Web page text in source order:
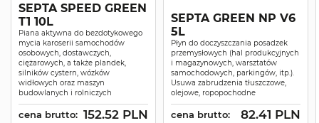
SEPTA SPEED GREEN
T1 10L
Piana aktywna do bezdotykowego
mycia karoserii samochodów
osobowych, dostawczych,
ciężarowych, a także plandek,
silników cystern, wózków
widłowych oraz maszyn
budowlanych i rolniczych
cena brutto: 152.52 PLN
SEPTA GREEN NP V6
5L
Płyn do doczyszczania posadzek
przemysłowych (hal produkcyjnych
i magazynowych, warsztatów
samochodowych, parkingów, itp.).
Usuwa zabrudzenia tłuszczowe,
olejowe, ropopochodne
cena brutto: 82.41 PLN